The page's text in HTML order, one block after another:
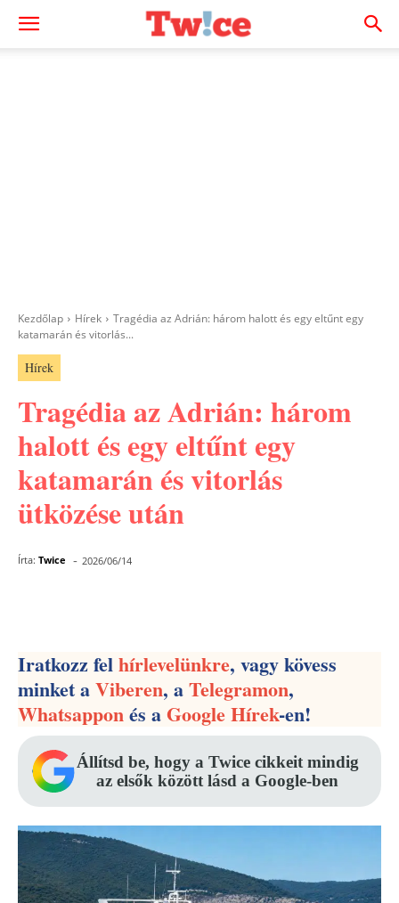
Kezdőlap Hírek
Tragédia az Adrián: három halott és egy eltűnt egy
katamarán és vitorlás...
Hírek
Tragédia az Adrián: három
halott és egy eltűnt egy
katamarán és vitorlás
ütközése után
Írta: Twice - 2026/06/14
Iratkozz felhírlevelünkre, vagy kövess
minket aViberen, aTelegramon,
Whatsapponés aGoogle Hírek-en!
Állítsd be, hogy a Twice cikkeit mindig
az elsők között lásd a Google-ben